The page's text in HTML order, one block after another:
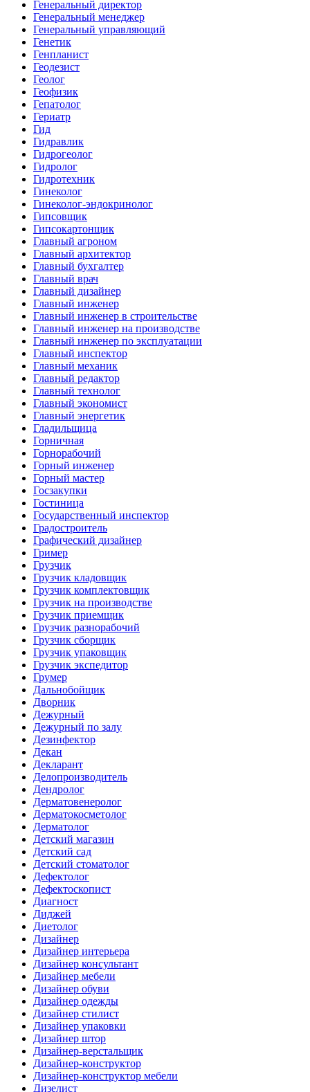
Генеральный директор
Генеральный менеджер
Генеральный управляющий
Генетик
Генпланист
Геодезист
Геолог
Геофизик
Гепатолог
Гериатр
Гид
Гидравлик
Гидрогеолог
Гидролог
Гидротехник
Гинеколог
Гинеколог-эндокринолог
Гипсовщик
Гипсокартонщик
Главный агроном
Главный архитектор
Главный бухгалтер
Главный врач
Главный дизайнер
Главный инженер
Главный инженер в строительстве
Главный инженер на производстве
Главный инженер по эксплуатации
Главный инспектор
Главный механик
Главный редактор
Главный технолог
Главный экономист
Главный энергетик
Гладильщица
Горничная
Горнорабочий
Горный инженер
Горный мастер
Госзакупки
Гостиница
Государственный инспектор
Градостроитель
Графический дизайнер
Гример
Грузчик
Грузчик кладовщик
Грузчик комплектовщик
Грузчик на производстве
Грузчик приемщик
Грузчик разнорабочий
Грузчик сборщик
Грузчик упаковщик
Грузчик экспедитор
Грумер
Дальнобойщик
Дворник
Дежурный
Дежурный по залу
Дезинфектор
Декан
Декларант
Делопроизводитель
Дендролог
Дерматовенеролог
Дерматокосметолог
Дерматолог
Детский магазин
Детский сад
Детский стоматолог
Дефектолог
Дефектоскопист
Диагност
Диджей
Диетолог
Дизайнер
Дизайнер интерьера
Дизайнер консультант
Дизайнер мебели
Дизайнер обуви
Дизайнер одежды
Дизайнер стилист
Дизайнер упаковки
Дизайнер штор
Дизайнер-верстальщик
Дизайнер-конструктор
Дизайнер-конструктор мебели
Дизелист